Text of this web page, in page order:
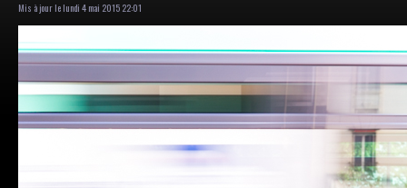
Mis à jour le lundi 4 mai 2015 22:01